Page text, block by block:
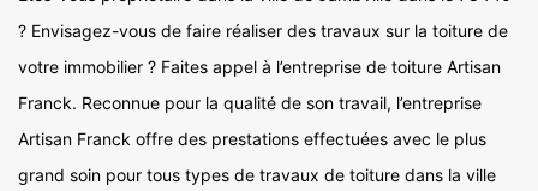
? Envisagez-vous de faire réaliser des travaux sur la toiture de
votre immobilier ? Faites appel à l’entreprise de toiture Artisan
Franck. Reconnue pour la qualité de son travail, l’entreprise
Artisan Franck offre des prestations effectuées avec le plus
grand soin pour tous types de travaux de toiture dans la ville